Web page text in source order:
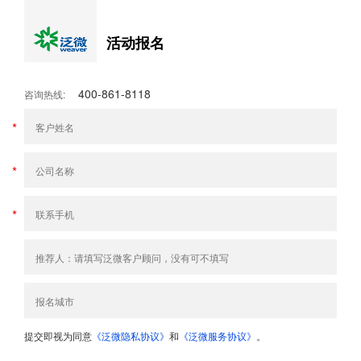
活动报名
咨询热线: 400-861-8118
*
*
*
提交即视为同意 《泛微隐私协议》 和 《泛微服务协议》 。